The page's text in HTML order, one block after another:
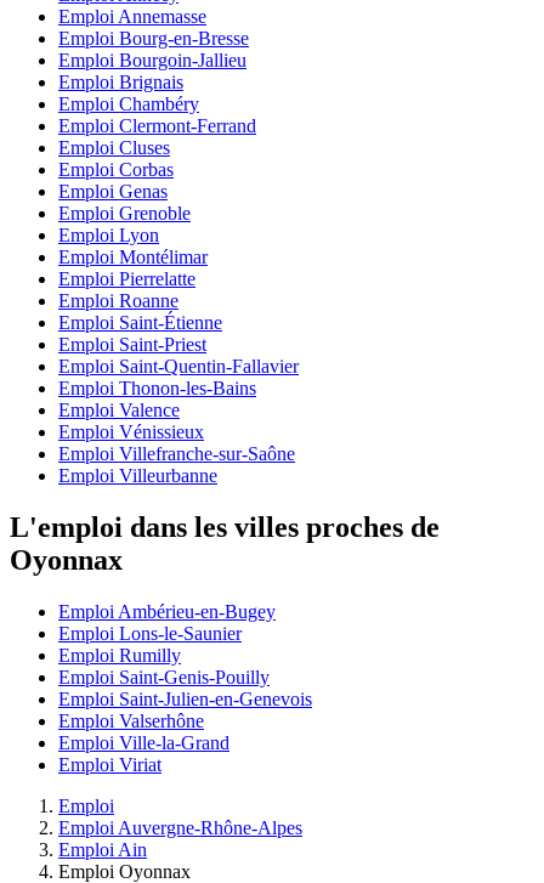
Emploi Annemasse
Emploi Bourg-en-Bresse
Emploi Bourgoin-Jallieu
Emploi Brignais
Emploi Chambéry
Emploi Clermont-Ferrand
Emploi Cluses
Emploi Corbas
Emploi Genas
Emploi Grenoble
Emploi Lyon
Emploi Montélimar
Emploi Pierrelatte
Emploi Roanne
Emploi Saint-Étienne
Emploi Saint-Priest
Emploi Saint-Quentin-Fallavier
Emploi Thonon-les-Bains
Emploi Valence
Emploi Vénissieux
Emploi Villefranche-sur-Saône
Emploi Villeurbanne
L'emploi dans les villes proches de
Oyonnax
Emploi Ambérieu-en-Bugey
Emploi Lons-le-Saunier
Emploi Rumilly
Emploi Saint-Genis-Pouilly
Emploi Saint-Julien-en-Genevois
Emploi Valserhône
Emploi Ville-la-Grand
Emploi Viriat
Emploi
Emploi Auvergne-Rhône-Alpes
Emploi Ain
Emploi Oyonnax